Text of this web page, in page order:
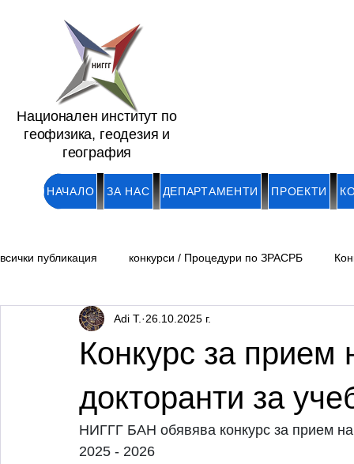
Национален институт по
геофизика, геодезия и
география
НАЧАЛО ЗА НАС ДЕПАРТАМЕНТИ ПРОЕКТИ
всички публикация конкурси / Процедури по ЗРАСРБ
Обяви/ Академични длъжности
Конкурс за прием
докторанти за
Adi T. 26.10.2025 г.
НИГГГ БАН обявява конкурс за прием
2025 - 2026